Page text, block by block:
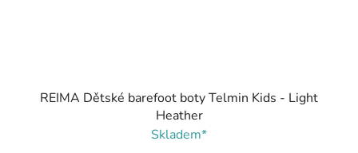
REIMA Dětské barefoot boty Telmin Kids - Light
Heather
Skladem*